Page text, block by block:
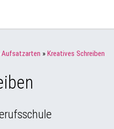
Aufsatzarten » Kreatives Schreiben